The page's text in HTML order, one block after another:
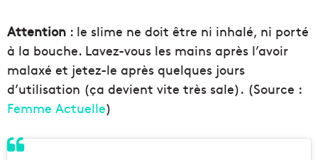
Attention : le slime ne doit être ni inhalé, ni porté
à la bouche. Lavez-vous les mains après l’avoir
malaxé et jetez-le après quelques jours
d’utilisation (ça devient vite très sale). (Source :
Femme Actuelle)